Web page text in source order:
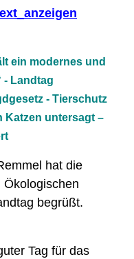
ein modernes und
- Landtag
- Tierschutz
Katzen untersagt –
hat die
begrüßt.
Tag für das